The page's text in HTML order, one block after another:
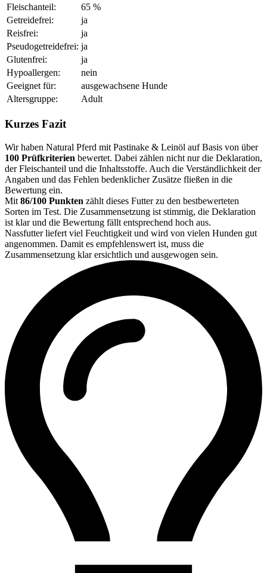
Fleischanteil:
65 %
Getreidefrei:
ja
Reisfrei:
ja
Pseudogetreidefrei: ja
Glutenfrei:
ja
Hypoallergen:
nein
Geeignet für:
ausgewachsene Hunde
Altersgruppe:
Adult
Kurzes Fazit
Wir haben Natural Pferd mit Pastinake & Leinöl auf Basis von über
100 Prüfkriterien bewertet. Dabei zählen nicht nur die Deklaration,
der Fleischanteil und die Inhaltsstoffe. Auch die Verständlichkeit der
Angaben und das Fehlen bedenklicher Zusätze fließen in die
Bewertung ein.
Mit 86/100 Punkten zählt dieses Futter zu den bestbewerteten
Sorten im Test. Die Zusammensetzung ist stimmig, die Deklaration
ist klar und die Bewertung fällt entsprechend hoch aus.
Nassfutter liefert viel Feuchtigkeit und wird von vielen Hunden gut
angenommen. Damit es empfehlenswert ist, muss die
Zusammensetzung klar ersichtlich und ausgewogen sein.